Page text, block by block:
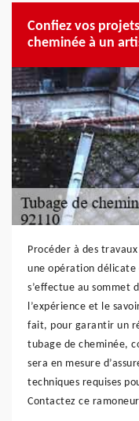
Confiez vos
cheminée à un
Procéder à des
une opération délicate
s’effectue au
l’expérience et le
fait, pour garantir un
tubage de cheminée,
sera en mesure
techniques requises
Contactez ce